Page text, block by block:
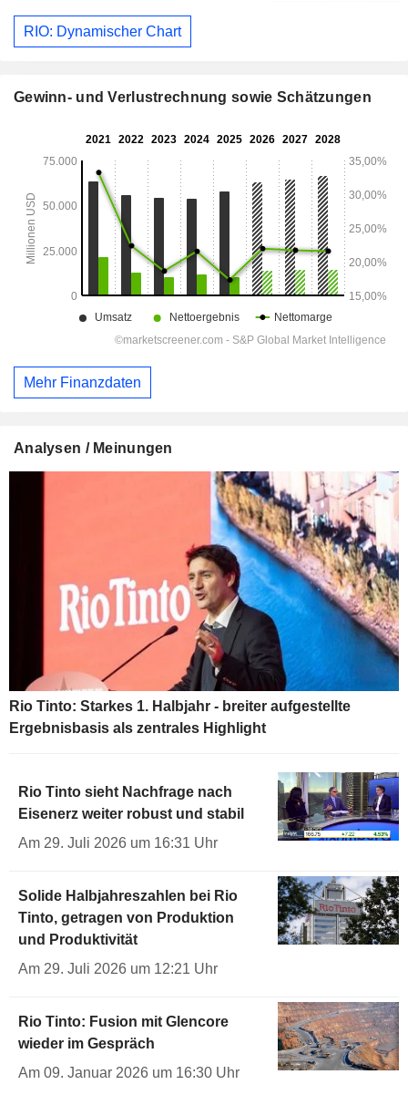
RIO: Dynamischer Chart
Gewinn- und Verlustrechnung sowie Schätzungen
Mehr Finanzdaten
Analysen / Meinungen
Rio Tinto: Starkes 1. Halbjahr - breiter aufgestellte
Ergebnisbasis als zentrales Highlight
Rio Tinto sieht Nachfrage nach
Eisenerz weiter robust und stabil
Am 29. Juli 2026 um 16:31 Uhr
Solide Halbjahreszahlen bei Rio
Tinto, getragen von Produktion
und Produktivität
Am 29. Juli 2026 um 12:21 Uhr
Rio Tinto: Fusion mit Glencore
wieder im Gespräch
Am 09. Januar 2026 um 16:30 Uhr